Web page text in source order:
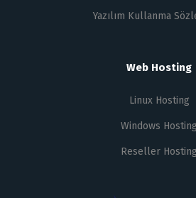
Yazılım Kullanma
Web Hosting
Linux Hosting
Windows Hosting
Reseller Hosting